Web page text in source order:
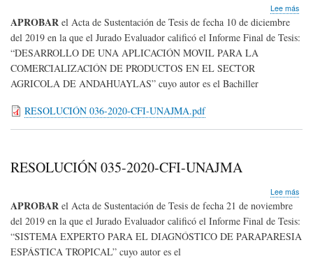
Lee más
APROBAR el Acta de Sustentación de Tesis de fecha 10 de diciembre
del 2019 en la que el Jurado Evaluador calificó el Informe Final de Tesis:
“DESARROLLO DE UNA APLICACIÓN MOVIL PARA LA
COMERCIALIZACIÓN DE PRODUCTOS EN EL SECTOR
AGRICOLA DE ANDAHUAYLAS” cuyo autor es el Bachiller
RESOLUCIÓN 036-2020-CFI-UNAJMA.pdf
RESOLUCIÓN 035-2020-CFI-UNAJMA
Lee más
APROBAR el Acta de Sustentación de Tesis de fecha 21 de noviembre
del 2019 en la que el Jurado Evaluador calificó el Informe Final de Tesis:
“SISTEMA EXPERTO PARA EL DIAGNÓSTICO DE PARAPARESIA
ESPÁSTICA TROPICAL” cuyo autor es el